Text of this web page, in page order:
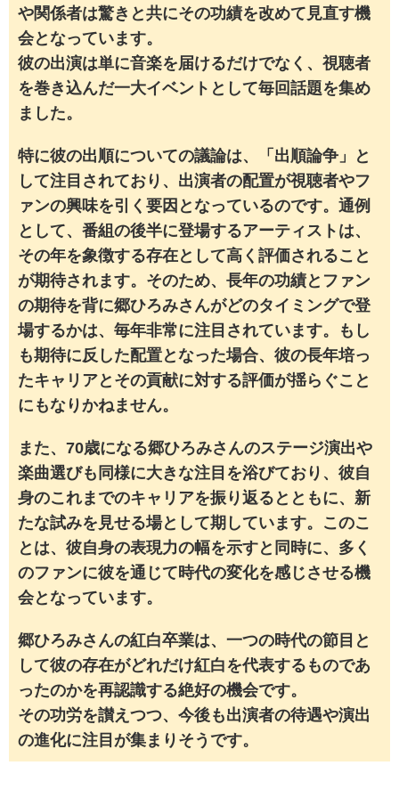
や関係者は驚きと共にその功績を改めて見直す機
会となっています。
彼の出演は単に音楽を届けるだけでなく、視聴者
を巻き込んだ一大イベントとして毎回話題を集め
ました。
特に彼の出順についての議論は、「出順論争」と
して注目されており、出演者の配置が視聴者やフ
ァンの興味を引く要因となっているのです。通例
として、番組の後半に登場するアーティストは、
その年を象徴する存在として高く評価されること
が期待されます。そのため、長年の功績とファン
の期待を背に郷ひろみさんがどのタイミングで登
場するかは、毎年非常に注目されています。もし
も期待に反した配置となった場合、彼の長年培っ
たキャリアとその貢献に対する評価が揺らぐこと
にもなりかねません。
また、70歳になる郷ひろみさんのステージ演出や
楽曲選びも同様に大きな注目を浴びており、彼自
身のこれまでのキャリアを振り返るとともに、新
たな試みを見せる場として期しています。このこ
とは、彼自身の表現力の幅を示すと同時に、多く
のファンに彼を通じて時代の変化を感じさせる機
会となっています。
郷ひろみさんの紅白卒業は、一つの時代の節目と
して彼の存在がどれだけ紅白を代表するものであ
ったのかを再認識する絶好の機会です。
その功労を讃えつつ、今後も出演者の待遇や演出
の進化に注目が集まりそうです。